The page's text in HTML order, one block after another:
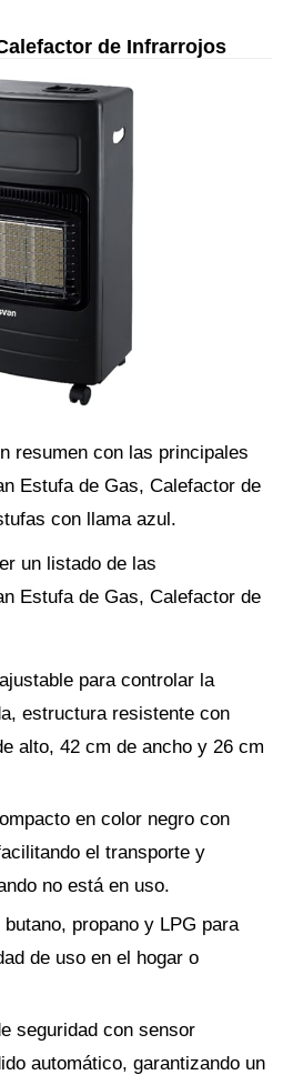
de Infrarrojos
resumen con las principales
Estufa de Gas, Calefactor de
con llama azul.
un listado de las
Estufa de Gas, Calefactor de
para controlar la
estructura resistente con
alto, 42 cm de ancho y 26 cm
en color negro con
el transporte y
no está en uso.
propano y LPG para
de uso en el hogar o
seguridad con sensor
automático, garantizando un